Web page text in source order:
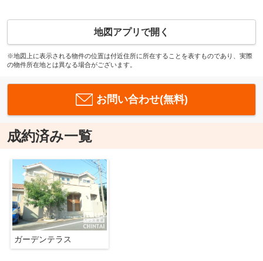
地図アプリで開く
※地図上に表示される物件の位置は付近住所に所在することを表すものであり、実際
の物件所在地とは異なる場合がございます。
お問い合わせ(無料)
成約済み一覧
ガーデンテラス